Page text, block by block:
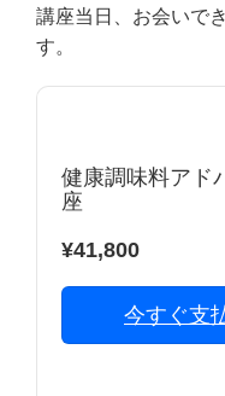
書籍紹介
開催済み講座
講座・講演・取材 依頼フ
講座当日、お会いで
す。
健康調味料アド
座
¥41,800
今すぐ支